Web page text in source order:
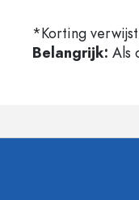
*Korting
Belangrijk: Als